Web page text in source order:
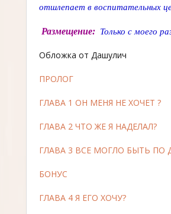
отшлепает в воспитательных
Размещение: Только с моего
Обложка от Дашулич
ПРОЛОГ
ГЛАВА 1 ОН МЕНЯ НЕ ХОЧЕТ ?
ГЛАВА 2 ЧТО ЖЕ Я НАДЕЛАЛ?
ГЛАВА 3 ВСЕ МОГЛО БЫТЬ
БОНУС
ГЛАВА 4 Я ЕГО ХОЧУ?